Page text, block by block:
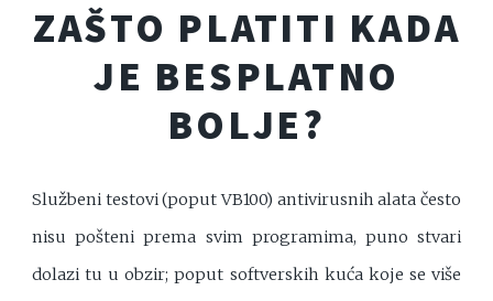
ZAŠTO PLATITI KADA
JE BESPLATNO
BOLJE?
Službeni testovi (poput VB100) antivirusnih alata često
nisu pošteni prema svim programima, puno stvari
dolazi tu u obzir; poput softverskih kuća koje se više